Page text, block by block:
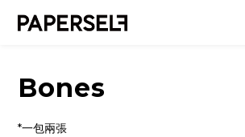
Bones
*一包兩張